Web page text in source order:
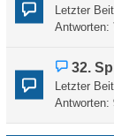
Letzter
Antworten:
32.
Letzter
Antworten: